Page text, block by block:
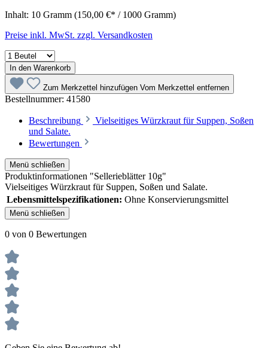
Inhalt: 10 Gramm (150,00 €* / 1000 Gramm)
Preise inkl. MwSt. zzgl. Versandkosten
In den Warenkorb
Zum Merkzettel hinzufügen Vom Merkzettel entfernen
Bestellnummer: 41580
Beschreibung
Vielseitiges Würzkraut für Suppen, Soßen
und Salate.
Bewertungen
Menü schließen
Produktinformationen "Sellerieblätter 10g"
Vielseitiges Würzkraut für Suppen, Soßen und Salate.
Lebensmittelspezifikationen: Ohne Konservierungsmittel
Menü schließen
0 von 0 Bewertungen